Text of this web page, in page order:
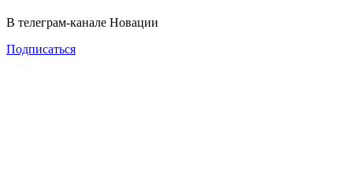
В телеграм-канале Новации
Подписаться